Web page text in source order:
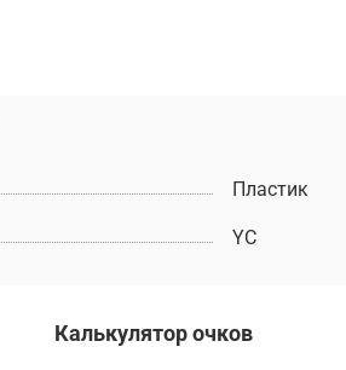
Пластик
YC
Калькулятор очков